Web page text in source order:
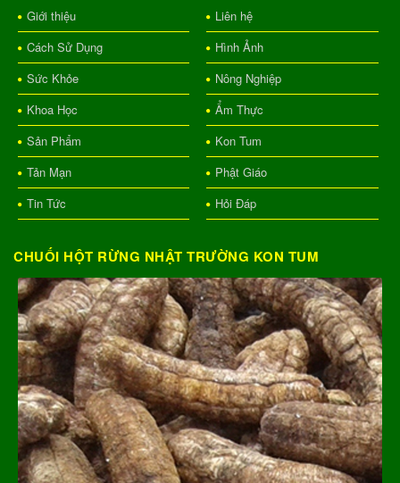
Giới thiệu
Liên hệ
Cách Sử Dụng
Hình Ảnh
Sức Khỏe
Nông Nghiệp
Khoa Học
Ẩm Thực
Sản Phẩm
Kon Tum
Tản Mạn
Phật Giáo
Tin Tức
Hỏi Đáp
CHUỐI HỘT RỪNG NHẬT TRƯỜNG KON TUM